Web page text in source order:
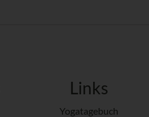
Links
Yogatagebuch